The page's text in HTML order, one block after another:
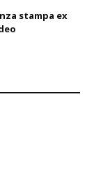
stampa ex